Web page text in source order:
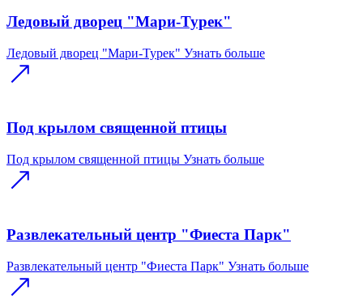
Ледовый дворец "Мари-Турек"
Ледовый дворец "Мари-Турек" Узнать больше
Под крылом священной птицы
Под крылом священной птицы Узнать больше
Развлекательный центр "Фиеста Парк"
Развлекательный центр "Фиеста Парк" Узнать больше